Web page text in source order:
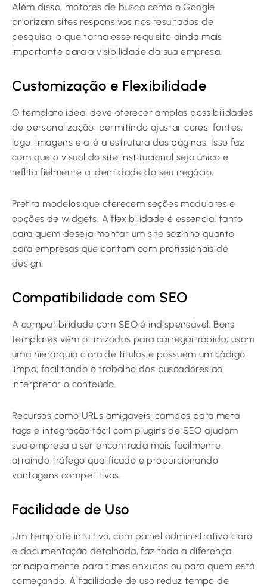
Além disso, motores de busca como o Google
priorizam sites responsivos nos resultados de
pesquisa, o que torna esse requisito ainda mais
importante para a visibilidade da sua empresa.
Customização e Flexibilidade
O template ideal deve oferecer amplas possibilidades
de personalização, permitindo ajustar cores, fontes,
logo, imagens e até a estrutura das páginas. Isso faz
com que o visual do site institucional seja único e
reflita fielmente a identidade do seu negócio.
Prefira modelos que oferecem seções modulares e
opções de widgets. A flexibilidade é essencial tanto
para quem deseja montar um site sozinho quanto
para empresas que contam com profissionais de
design.
Compatibilidade com SEO
A compatibilidade com SEO é indispensável. Bons
templates vêm otimizados para carregar rápido, usam
uma hierarquia clara de títulos e possuem um código
limpo, facilitando o trabalho dos buscadores ao
interpretar o conteúdo.
Recursos como URLs amigáveis, campos para meta
tags e integração fácil com plugins de SEO ajudam
sua empresa a ser encontrada mais facilmente,
atraindo tráfego qualificado e proporcionando
vantagens competitivas.
Facilidade de Uso
Um template intuitivo, com painel administrativo claro
e documentação detalhada, faz toda a diferença
principalmente para times enxutos ou para quem está
começando. A facilidade de uso reduz tempo de